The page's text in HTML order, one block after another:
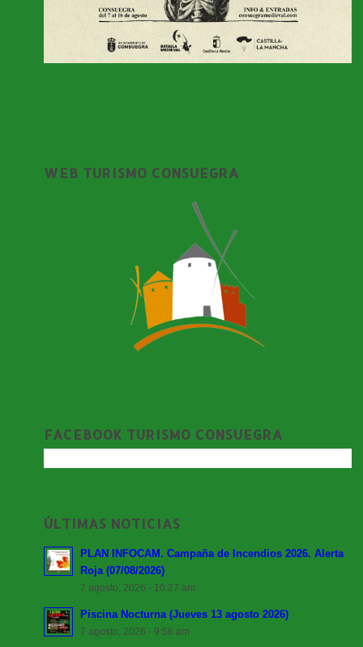
WEB TURISMO CONSUEGRA
FACEBOOK TURISMO CONSUEGRA
ÚLTIMAS NOTICIAS
PLAN INFOCAM. Campaña de Incendios 2026. Alerta
Roja (07/08/2026)
7 agosto, 2026 - 10:27 am
Piscina Nocturna (Jueves 13 agosto 2026)
7 agosto, 2026 - 9:56 am